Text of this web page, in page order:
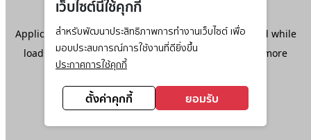
เว็บไซต์นี้ใช้คุกกี้
สำหรับพัฒนาประสิทธิภาพการทำงานเว็บไซต์ เพื่อ
มอบประสบการณ์การใช้งานที่ดียิ่งขึ้น
ประกาศการใช้คุกกี้
ตั้งค่าคุกกี้ ยอมรับ
Application error: aclient-side exception has occurred while
loadingwww.ktc.co.th(see the browser console
for more
information).